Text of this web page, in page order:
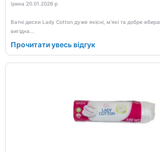
Ірина 20.01.2026 р
Ватні диски Lady Cotton дуже якісні, м’які та добре
вигідна
Прочитати увесь відгук